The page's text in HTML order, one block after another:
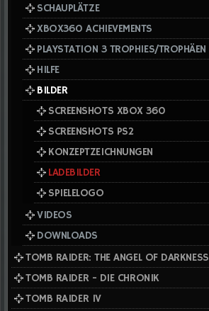
SCHAUPLÄTZE
XBOX360 ACHIEVEMENTS
PLAYSTATION 3 TROPHIES/TROPHÄEN
HILFE
BILDER
SCREENSHOTS XBOX 360
SCREENSHOTS PS2
KONZEPTZEICHNUNGEN
LADEBILDER
SPIELELOGO
VIDEOS
DOWNLOADS
TOMB RAIDER: THE ANGEL OF DARKNESS
TOMB RAIDER - DIE CHRONIK
TOMB RAIDER IV